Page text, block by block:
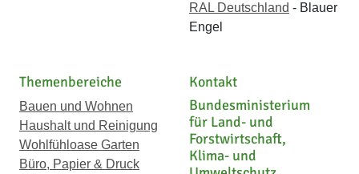
RAL Deutschland - Blauer
Engel
Themenbereiche
Bauen und Wohnen
Haushalt und Reinigung
Wohlfühloase Garten
Büro, Papier & Druck
Kontakt
Bundesministerium
für Land- und
Forstwirtschaft,
Klima- und